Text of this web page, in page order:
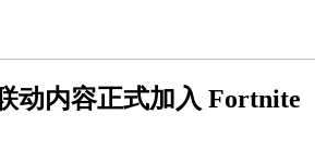
动内容正式加入 Fortnite